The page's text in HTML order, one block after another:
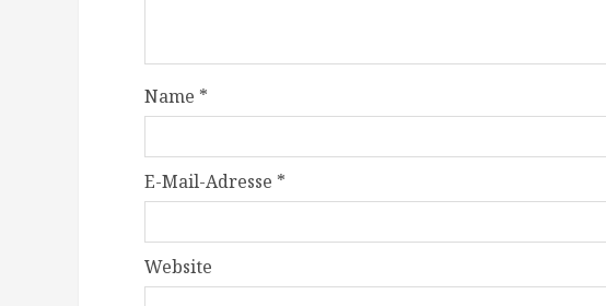
Name *
E-Mail-Adresse *
Website